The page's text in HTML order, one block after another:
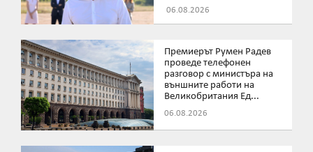
06.08.2026
Премиерът Румен Радев
проведе телефонен
разговор с министъра на
външните работи на
Великобритания Ед...
06.08.2026